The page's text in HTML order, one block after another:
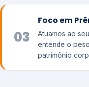
03
Foco em
Atuamos ao
entende o
patrimônio